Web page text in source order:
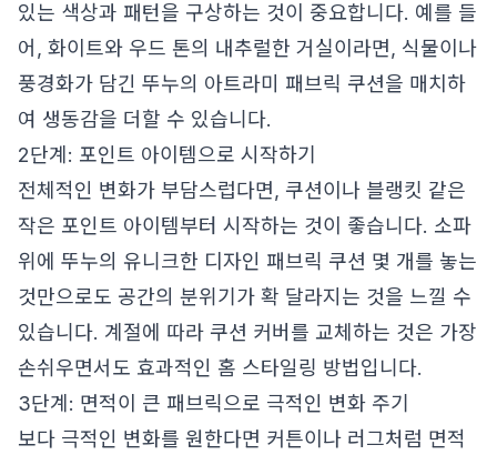
있는 색상과 패턴을 구상하는 것이 중요합니다. 예를 들
어, 화이트와 우드 톤의 내추럴한 거실이라면, 식물이나
풍경화가 담긴 뚜누의 아트라미 패브릭 쿠션을 매치하
여 생동감을 더할 수 있습니다.
2단계: 포인트 아이템으로 시작하기
전체적인 변화가 부담스럽다면, 쿠션이나 블랭킷 같은
작은 포인트 아이템부터 시작하는 것이 좋습니다. 소파
위에 뚜누의 유니크한 디자인 패브릭 쿠션 몇 개를 놓는
것만으로도 공간의 분위기가 확 달라지는 것을 느낄 수
있습니다. 계절에 따라 쿠션 커버를 교체하는 것은 가장
손쉬우면서도 효과적인 홈 스타일링 방법입니다.
3단계: 면적이 큰 패브릭으로 극적인 변화 주기
보다 극적인 변화를 원한다면 커튼이나 러그처럼 면적